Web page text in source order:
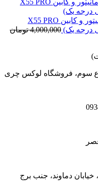
محافظ خودترمیم کنسول و مانیتور و کابین X55 PRO
4,000,000 تومان
سوم، فروشگاه لوکس چری
خیابان دماوند، جنب برج